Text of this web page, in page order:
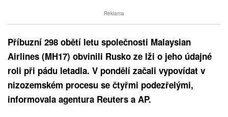
Reklama
Příbuzní 298 obětí letu společnosti Malaysian
Airlines (MH17) obvinili Rusko ze lži o jeho údajné
roli při pádu letadla. V pondělí začali vypovídat v
nizozemském procesu se čtyřmi podezřelými,
informovala agentura Reuters a AP.